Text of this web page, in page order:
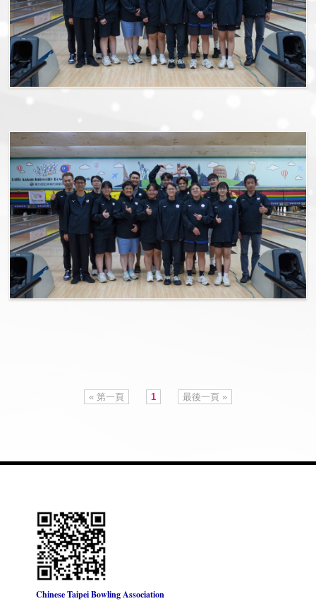
« 第一頁 1 最後一頁 »
Chinese Taipei Bowling Association